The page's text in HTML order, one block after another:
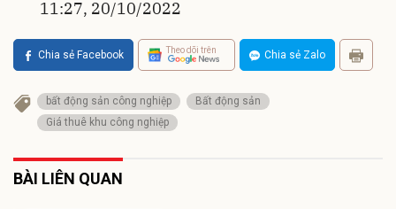
11:27, 20/10/2022
Chia sẻ Facebook Theo dõi trên Chia sẻ Zalo
bất động sản công nghiệp
Bất động sản
Giá thuê khu công nghiệp
BÀI LIÊN QUAN